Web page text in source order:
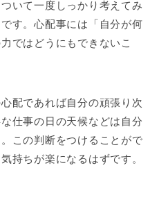
いて一度しっかり考えてみ
す。心配事には「自分が何
ではどうにもできないこ
配であれば自分の頑張り次
仕事の日の天候などは自分
この判断をつけることがで
持ちが楽になるはずです。